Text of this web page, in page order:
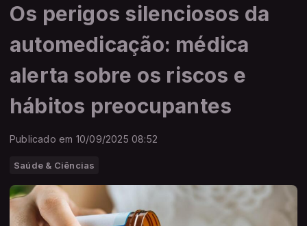
Os perigos silenciosos da
automedicação: médica
alerta sobre os riscos e
hábitos preocupantes
Publicado em 10/09/2025 08:52
Saúde & Ciências